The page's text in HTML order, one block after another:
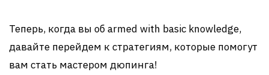
Теперь, когда вы об armed with basic knowledge,
давайте перейдем к стратегиям, которые помогут
вам стать мастером дюпинга!